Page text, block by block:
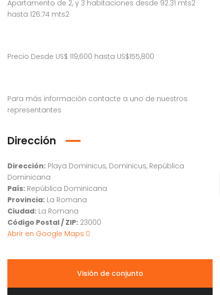
Apartamento de 2, y 3 habitaciones desde 92.31 mts2
hasta 126.74 mts2
Precio Desde US$ 119,600 hasta US$155,800
Para más información contacte a uno de nuestros
representantes
Dirección
Dirección: Playa Dominicus, Dominicus, República
Dominicana
País: República Dominicana
Provincia: La Romana
Ciudad: La Romana
Código Postal / ZIP: 23000
Abrir en Google Maps
Visión de conjunto